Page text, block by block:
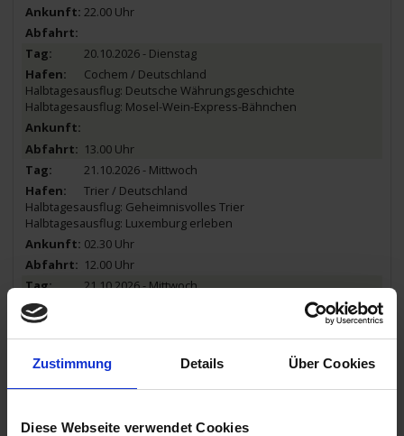
Zustimmung Details Über Cookies
Diese Webseite verwendet Cookies
22.00 Uhr
20.10.2026 - Dienstag
Cochem / Deutschland
Halbtagesausflug: Deutsche Währungsgeschichte
Halbtagesausflug: Mosel-Wein-Express-Bähnchen
13.00 Uhr
21.10.2026 - Mittwoch
Trier / Deutschland
Halbtagesausflug: Geheimnisvolles Trier
Halbtagesausflug: Luxemburg erleben
02.30 Uhr
12.00 Uhr
21.10.2026 - Mittwoch
Halbtagesausflug: Bernkasteler Doktorwein
17.30 Uhr
22.10.2026 - Donnerstag
- Fahrt durch die Moselschleife Kröv -